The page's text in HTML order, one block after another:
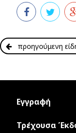
προηγούμενη
Εγγραφή
Τρέχουσα